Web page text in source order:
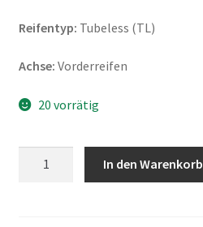
Reifentyp: Tubeless (TL)
Achse: Vorderreifen
20 vorrätig
In den Warenkorb